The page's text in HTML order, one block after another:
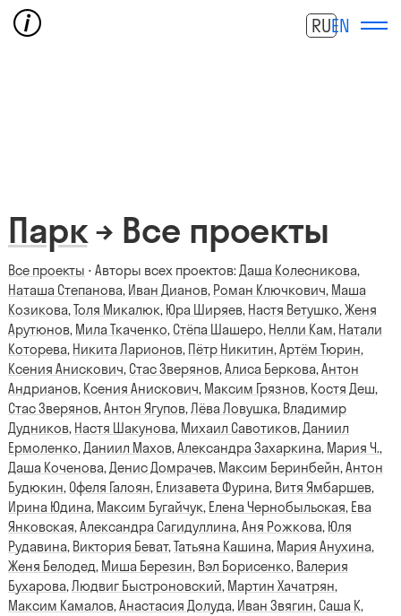
RUEN
Парк→ Все проекты
Все проекты ⋅ Авторы всех проектов:Даша Колесникова,
Наташа Степанова, Иван Дианов, Роман Ключкович, Маша
Козикова,Толя Микалюк, Юра Ширяев, Настя Ветушко,Женя
Арутюнов, Мила Ткаченко, Стёпа Шашеро, Нелли Кам, Натали
Которева, Никита Ларионов, Пётр Никитин,Артём Тюрин,
Ксения Анискович, Стас Зверянов,Алиса Беркова,Антон
Андрианов, Ксения Анискович, Максим Грязнов, Костя Деш,
Стас Зверянов,Антон Ягупов,Лёва Ловушка, Владимир
Дудников, Настя Шакунова, Михаил Савотиков,Даниил
Ермоленко,Даниил Махов,Александра Захаркина, Мария Ч.,
Даша Коченова,Денис Домрачев, Максим Беринбейн,Антон
Будюкин, Офеля Галоян, Елизавета Фурина, Витя Ямбаршев,
Ирина Юдина, Максим Бугайчук, Елена Чернобыльская, Ева
Янковская,Александра Сагидуллина,Аня Рожкова, Юля
Рудавина, Виктория Беват,Татьяна Кашина, Мария Анухина,
Женя Белодед, Миша Березин, Вэл Борисенко, Валерия
Бухарова,Людвиг Быстроновский, Мартин Хачатрян,
Максим Камалов,Анастасия Долуда, Иван Звягин, Саша К,